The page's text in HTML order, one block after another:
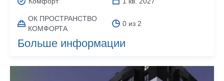
ОК ПРОСТРАНСТВО
КОМФОРТА
0 из 2
Больше информации